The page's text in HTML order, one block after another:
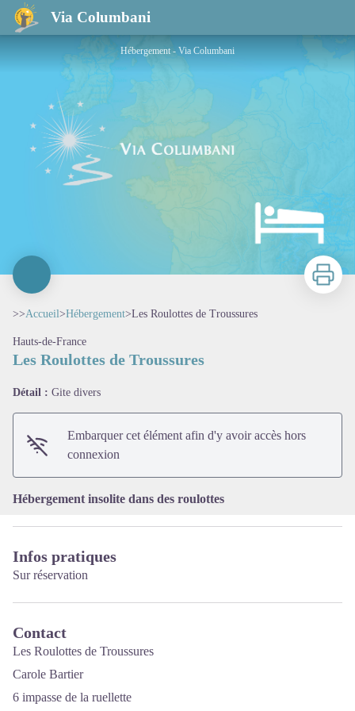
Via Columbani
Les Roulottes de Troussures
Hébergement - Via Columbani
Imprimer
>>Accueil>Hébergement>Les Roulottes de Troussures
Hauts-de-France
Les Roulottes de Troussures
Détail : Gite divers
Embarquer cet élément afin d'y avoir accès hors
connexion
Hébergement insolite dans des roulottes
Infos pratiques
Sur réservation
Contact
Les Roulottes de Troussures
Carole Bartier
6 impasse de la ruellette